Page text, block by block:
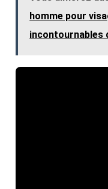
homme pour
incontournables
Color Button